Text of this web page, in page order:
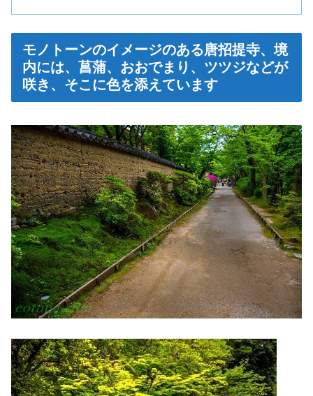
モノトーンのイメージのある唐招提寺、境
内には、菖蒲、おおでまり、ツツジなどが
咲き、そこに色を添えています